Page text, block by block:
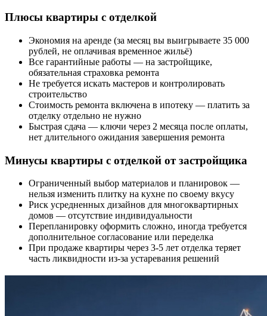
Плюсы квартиры с отделкой
Экономия на аренде (за месяц вы выигрываете 35 000
рублей, не оплачивая временное жильё)
Все гарантийные работы — на застройщике,
обязательная страховка ремонта
Не требуется искать мастеров и контролировать
строительство
Стоимость ремонта включена в ипотеку — платить за
отделку отдельно не нужно
Быстрая сдача — ключи через 2 месяца после оплаты,
нет длительного ожидания завершения ремонта
Минусы квартиры с отделкой от застройщика
Ограниченный выбор материалов и планировок —
нельзя изменить плитку на кухне по своему вкусу
Риск усредненных дизайнов для многоквартирных
домов — отсутствие индивидуальности
Перепланировку оформить сложно, иногда требуется
дополнительное согласование или переделка
При продаже квартиры через 3-5 лет отделка теряет
часть ликвидности из-за устаревания решений